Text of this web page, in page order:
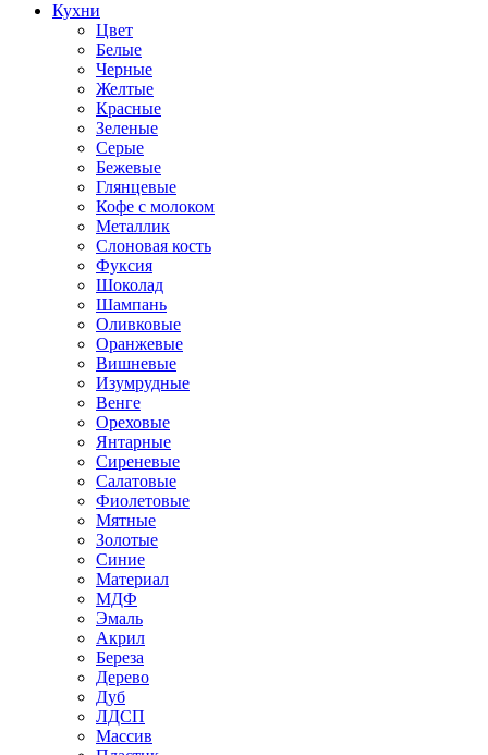
Кухни
Цвет
Белые
Черные
Желтые
Красные
Зеленые
Серые
Бежевые
Глянцевые
Кофе с молоком
Металлик
Слоновая кость
Фуксия
Шоколад
Шампань
Оливковые
Оранжевые
Вишневые
Изумрудные
Венге
Ореховые
Янтарные
Сиреневые
Салатовые
Фиолетовые
Мятные
Золотые
Синие
Материал
МДФ
Эмаль
Акрил
Береза
Дерево
Дуб
ЛДСП
Массив